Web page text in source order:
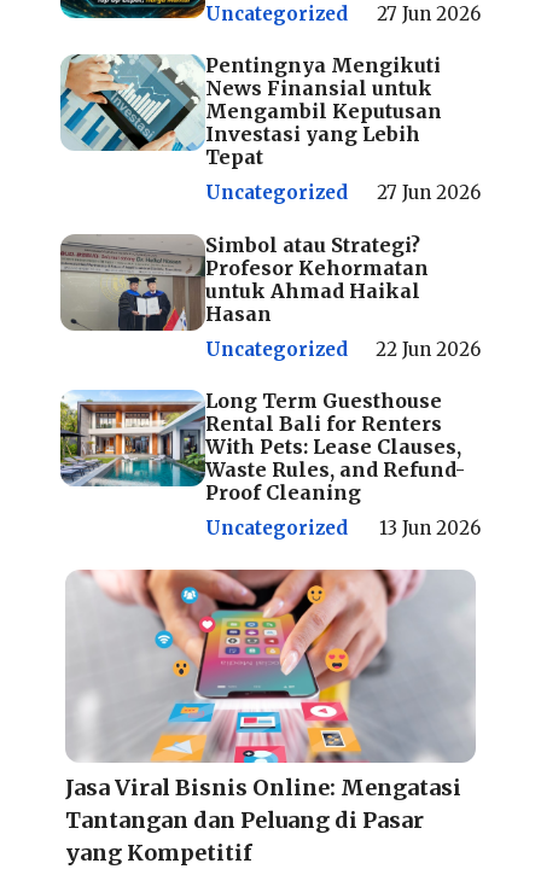
Uncategorized 27 Jun 2026
Pentingnya Mengikuti
News Finansial untuk
Mengambil Keputusan
Investasi yang Lebih
Tepat
Uncategorized 27 Jun 2026
Simbol atau Strategi?
Profesor Kehormatan
untuk Ahmad Haikal
Hasan
Uncategorized 22 Jun 2026
Long Term Guesthouse
Rental Bali for Renters
With Pets: Lease Clauses,
Waste Rules, and Refund-
Proof Cleaning
Uncategorized 13 Jun 2026
Jasa Viral Bisnis Online: Mengatasi
Tantangan dan Peluang di Pasar
yang Kompetitif